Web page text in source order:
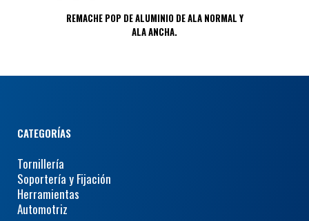
REMACHE POP DE ALUMINIO DE ALA NORMAL Y
ALA ANCHA.
CATEGORÍAS
Tornillería
Soportería y Fijación
Herramientas
Automotriz